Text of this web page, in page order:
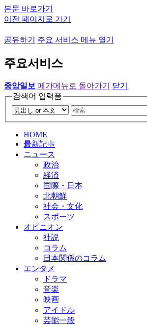
본문 바로가기
이전 페이지로 가기
공유하기 주요 서비스 메뉴 열기
주요서비스
중앙일보 메가메뉴로 돌아가기
닫기
검색어 입력폼
HOME
最新記事
ニュース
政治
経済
国際・日本
北朝鮮
社会・文化
スポーツ
オピニオン
社説
コラム
日本関係のコラム
エンタメ
ドラマ
音楽
映画
アイドル
芸能一般